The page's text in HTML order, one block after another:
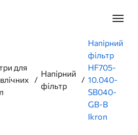
для
Напірний
фільтр
Напірний
фільтр
HF705-
10.040-
SB040-
GB-B
Ikron